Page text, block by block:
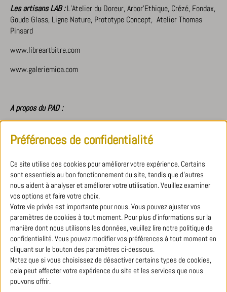
Les artisans LAB :L’Atelier du Doreur, Arbor’Ethique, Crézé, Fondax,
Goude Glass, Ligne Nature, Prototype Concept, Atelier Thomas
Pinsard
www.libreartbitre.com
www.galeriemica.com
A propos du PAD :
internationaux d’Art et de Design, le PAD réinvente depuis 23 ans
esthétiques et plastiques de son époque pour offrir un écrin
intimiste à ceux qui, par héritage et par passion, ont élu les Arts
Décoratifs et le Design comme le cœur de leur collection. Chaque
édition évolue pour faire naître des dialogues inédits entre l’Art
Moderne, le Design Historique et Contemporain, les Bijoux, les Arts
Premiers, et affirmer une personnalité et un point de vue unique de
l’Art de Vivre et de Collectionner. Le magnétisme du PAD, c’est
l’invitation à pénétrer dans une collection personnelle, conçue par
une sélection de marchands français et internationaux, tous plus
pertinents dans leurs domaines, pour s’adresser à chaque
collectionneur passionné venu du monde entier. Le PAD propose un
parcours exceptionnel du Beau, une résonance stimulante entre les
Préférences de confidentialité
Ce site utilise des cookies pour améliorer votre expérience. Certains
sont essentiels au bon fonctionnement du site, tandis que d'autres
nous aident à analyser et améliorer votre utilisation. Veuillez examiner
vos options et faire votre choix.
Votre vie privée est importante pour nous. Vous pouvez ajuster vos
paramètres de cookies à tout moment. Pour plus d'informations sur la
manière dont nous utilisons les données, veuillez lire notre politique de
confidentialité. Vous pouvez modifier vos préférences à tout moment en
cliquant sur le bouton des paramètres ci-dessous.
Notez que si vous choisissez de désactiver certains types de cookies,
cela peut affecter votre expérience du site et les services que nous
pouvons offrir.